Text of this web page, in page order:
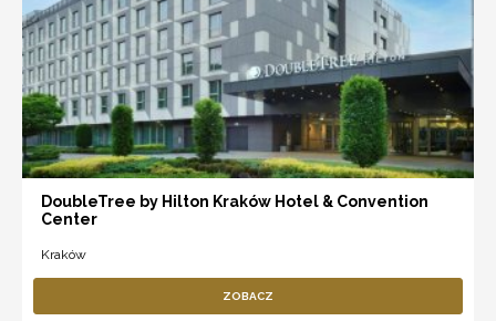
DoubleTree by Hilton Kraków Hotel & Convention
Center
Kraków
ZOBACZ